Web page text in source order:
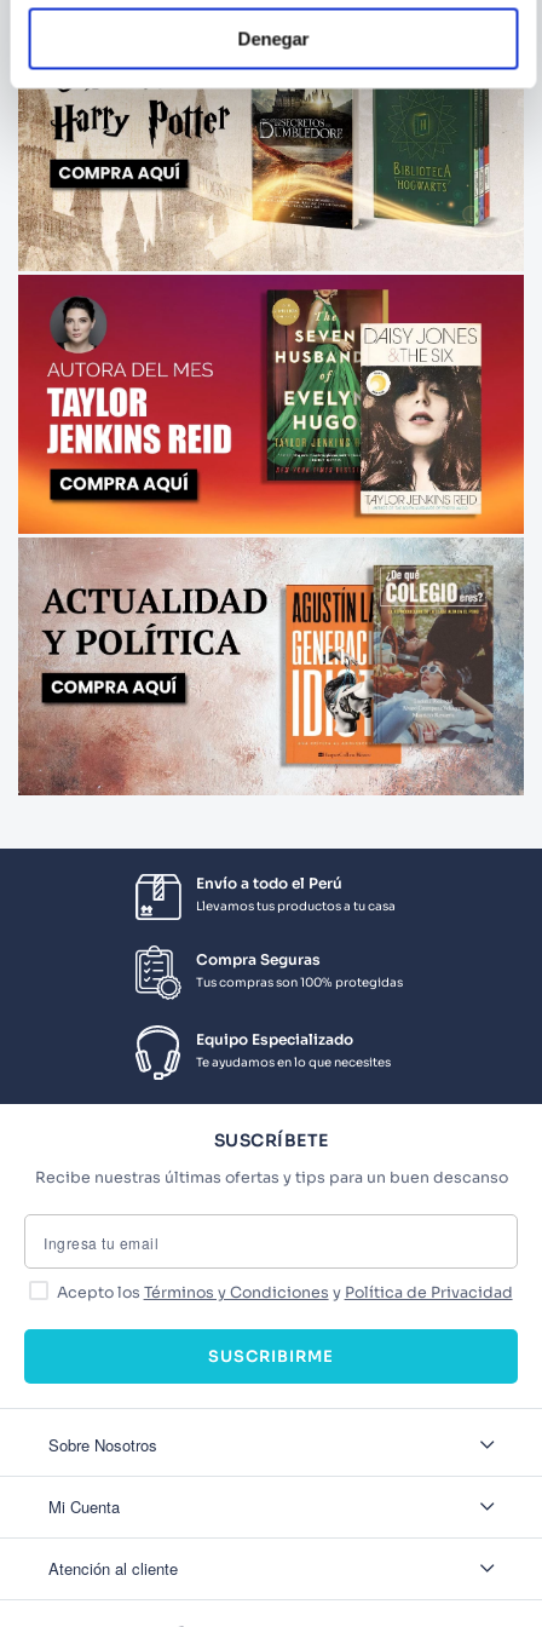
Denegar
Envío a todo el Perú
Llevamos tus productos a tu casa
Compra Seguras
Tus compras son 100% protegidas
Equipo Especializado
Te ayudamos en lo que necesites
SUSCRÍBETE
Recibe nuestras últimas ofertas y tips para un buen descanso
Acepto los Términos y Condiciones y Política de Privacidad
SUSCRIBIRME
Sobre Nosotros
Nuestas tiendas
Mi Cuenta
Ver mis Pedidos
Atención al cliente